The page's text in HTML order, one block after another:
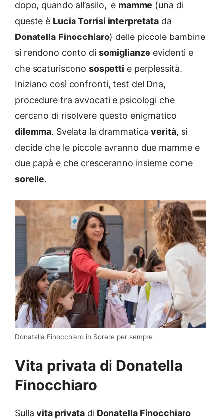
queste è Lucia Torrisi interpretata
da
Donatella
Finocchiaro ) delle piccole bambine
si rendono conto di
somiglianze
evidenti e
che scaturiscono
sospetti e perplessità.
Iniziano così confronti, test del Dna,
procedure tra avvocati e psicologi che
cercano di risolvere questo enigmatico
dilemma
. Svelata la drammatica verità
, si
decide che le piccole avranno due mamme e
due papà e che cresceranno insieme come
sorelle
Vita privata di Donatella
Finocchiaro
Sulla vita privata di Donatella Finocchiaro